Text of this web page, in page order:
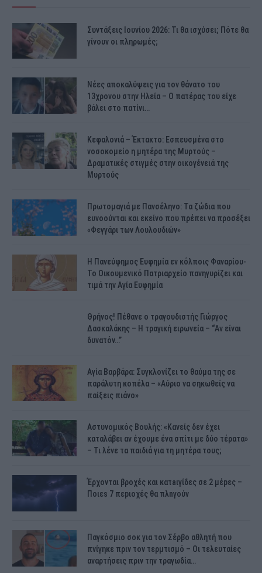
Συντάξεις Ιουνίου 2026: Τι θα ισχύσει; Πότε θα
γίνουν οι πληρωμές;
Νέες αποκαλύψεις για τον θάνατο του
13χρονου στην Ηλεία – Ο πατέρας του είχε
βάλει στο πατίνι…
Κεφαλονιά – Έκτακτο: Εσπευσμένα στο
νοσοκομείο η μητέρα της Μυρτούς –
Δραματικές στιγμές στην οικογένειά της
Μυρτούς
Πρωτομαγιά με Πανσέληνο: Τα ζώδια που
ευνοούνται και εκείνο που πρέπει να προσέξει
«Φεγγάρι των Λουλουδιών»
H Πανεύφημος Ευφημία εν κόλποις Φαναρίου-
Το Οικουμενικό Πατριαρχείο πανηγυρίζει και
τιμά την Αγία Ευφημία
Θρήνος! Πέθανε ο τραγουδιστής Γιώργος
Δασκαλάκης – Η τραγική ειρωνεία – “Αν είναι
δυνατόν…”
Αγία Βαρβάρα: Συγκλονίζει το θαύμα της σε
παράλυτη κοπέλα – «Αύριο να σηκωθείς να
παίξεις πιάνο»
Αστυνομικός Bουλής: «Κανείς δεν έχει
καταλάβει αν έχουμε ένα σπίτι με δύο τέρατα»
– Τι λένε τα παιδιά για τη μητέρα τους;
Έρχονται βροχές και κατaιγίδες σε 2 μέpες –
Ποιεs 7 πεpιοχές θα πλnγούν
Παγκόσμιο σοκ για τον Σέρβο αθλητή που
πνίγηκε πριν τον τερμτισμό – Οι τελευταίες
αναρτήσεις πριν την τραγωδία…